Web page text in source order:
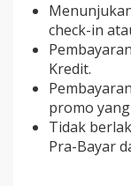
check-in
Kredit.
promo
Tidak
Pra-Bayar